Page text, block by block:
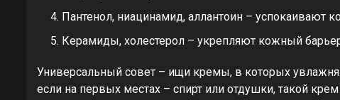
Пантенол, ниацинамид, аллантоин –
Керамиды, холестерол – укрепляют кожный
Универсальный совет – ищи кремы, в которых
если на первых местах – спирт или отдушки, такой